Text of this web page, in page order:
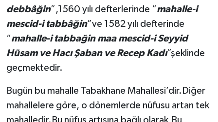
debbâğin”,1560 yılı defterlerinde “mahalle-i
mescid-i tabbâğin”ve 1582 yılı defterinde
“mahalle-i tabbağin maa mescid-i Seyyid
Hüsam ve Hacı Şaban ve Recep Kadı”şeklinde
geçmektedir.
Bugün bu mahalle Tabakhane Mahallesi’dir.Diğer
mahallelere göre, o dönemlerde nüfusu artan tek
mahalledir.Bu nüfus artışına bağlı olarak,Bu